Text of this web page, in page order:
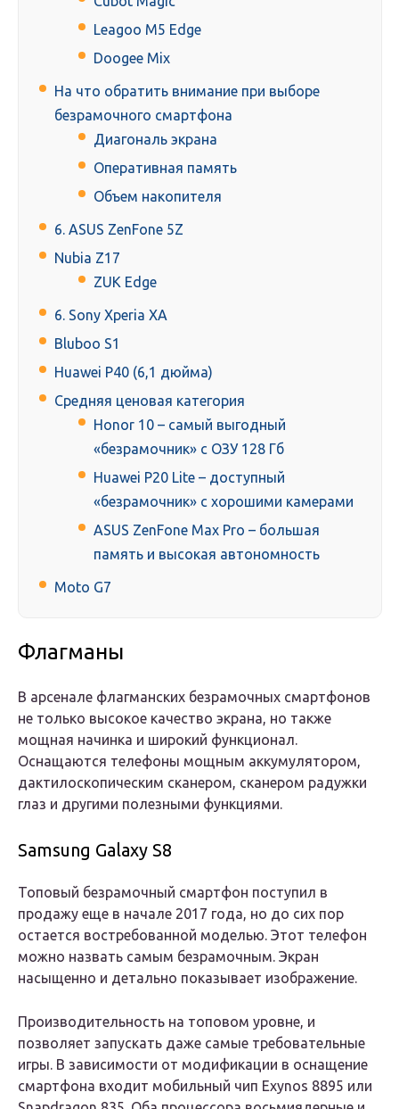
Leagoo M5 Edge
Doogee Mix
На что обратить внимание при выборе
безрамочного смартфона
Диагональ экрана
Оперативная память
Объем накопителя
6. ASUS ZenFone 5Z
Nubia Z17
ZUK Edge
6. Sony Xperia XA
Bluboo S1
Huawei P40 (6,1 дюйма)
Средняя ценовая категория
Honor 10 – самый выгодный
«безрамочник» с ОЗУ 128 Гб
Huawei P20 Lite – доступный
«безрамочник» с хорошими камерами
ASUS ZenFone Max Pro – большая
память и высокая автономность
Moto G7
Флагманы
В арсенале флагманских безрамочных смартфонов
не только высокое качество экрана, но также
мощная начинка и широкий функционал.
Оснащаются телефоны мощным аккумулятором,
дактилоскопическим сканером, сканером радужки
глаз и другими полезными функциями.
Samsung Galaxy S8
Топовый безрамочный смартфон поступил в
продажу еще в начале 2017 года, но до сих пор
остается востребованной моделью. Этот телефон
можно назвать самым безрамочным. Экран
насыщенно и детально показывает изображение.
Производительность на топовом уровне, и
позволяет запускать даже самые требовательные
игры. В зависимости от модификации в оснащение
смартфона входит мобильный чип Exynos 8895 или